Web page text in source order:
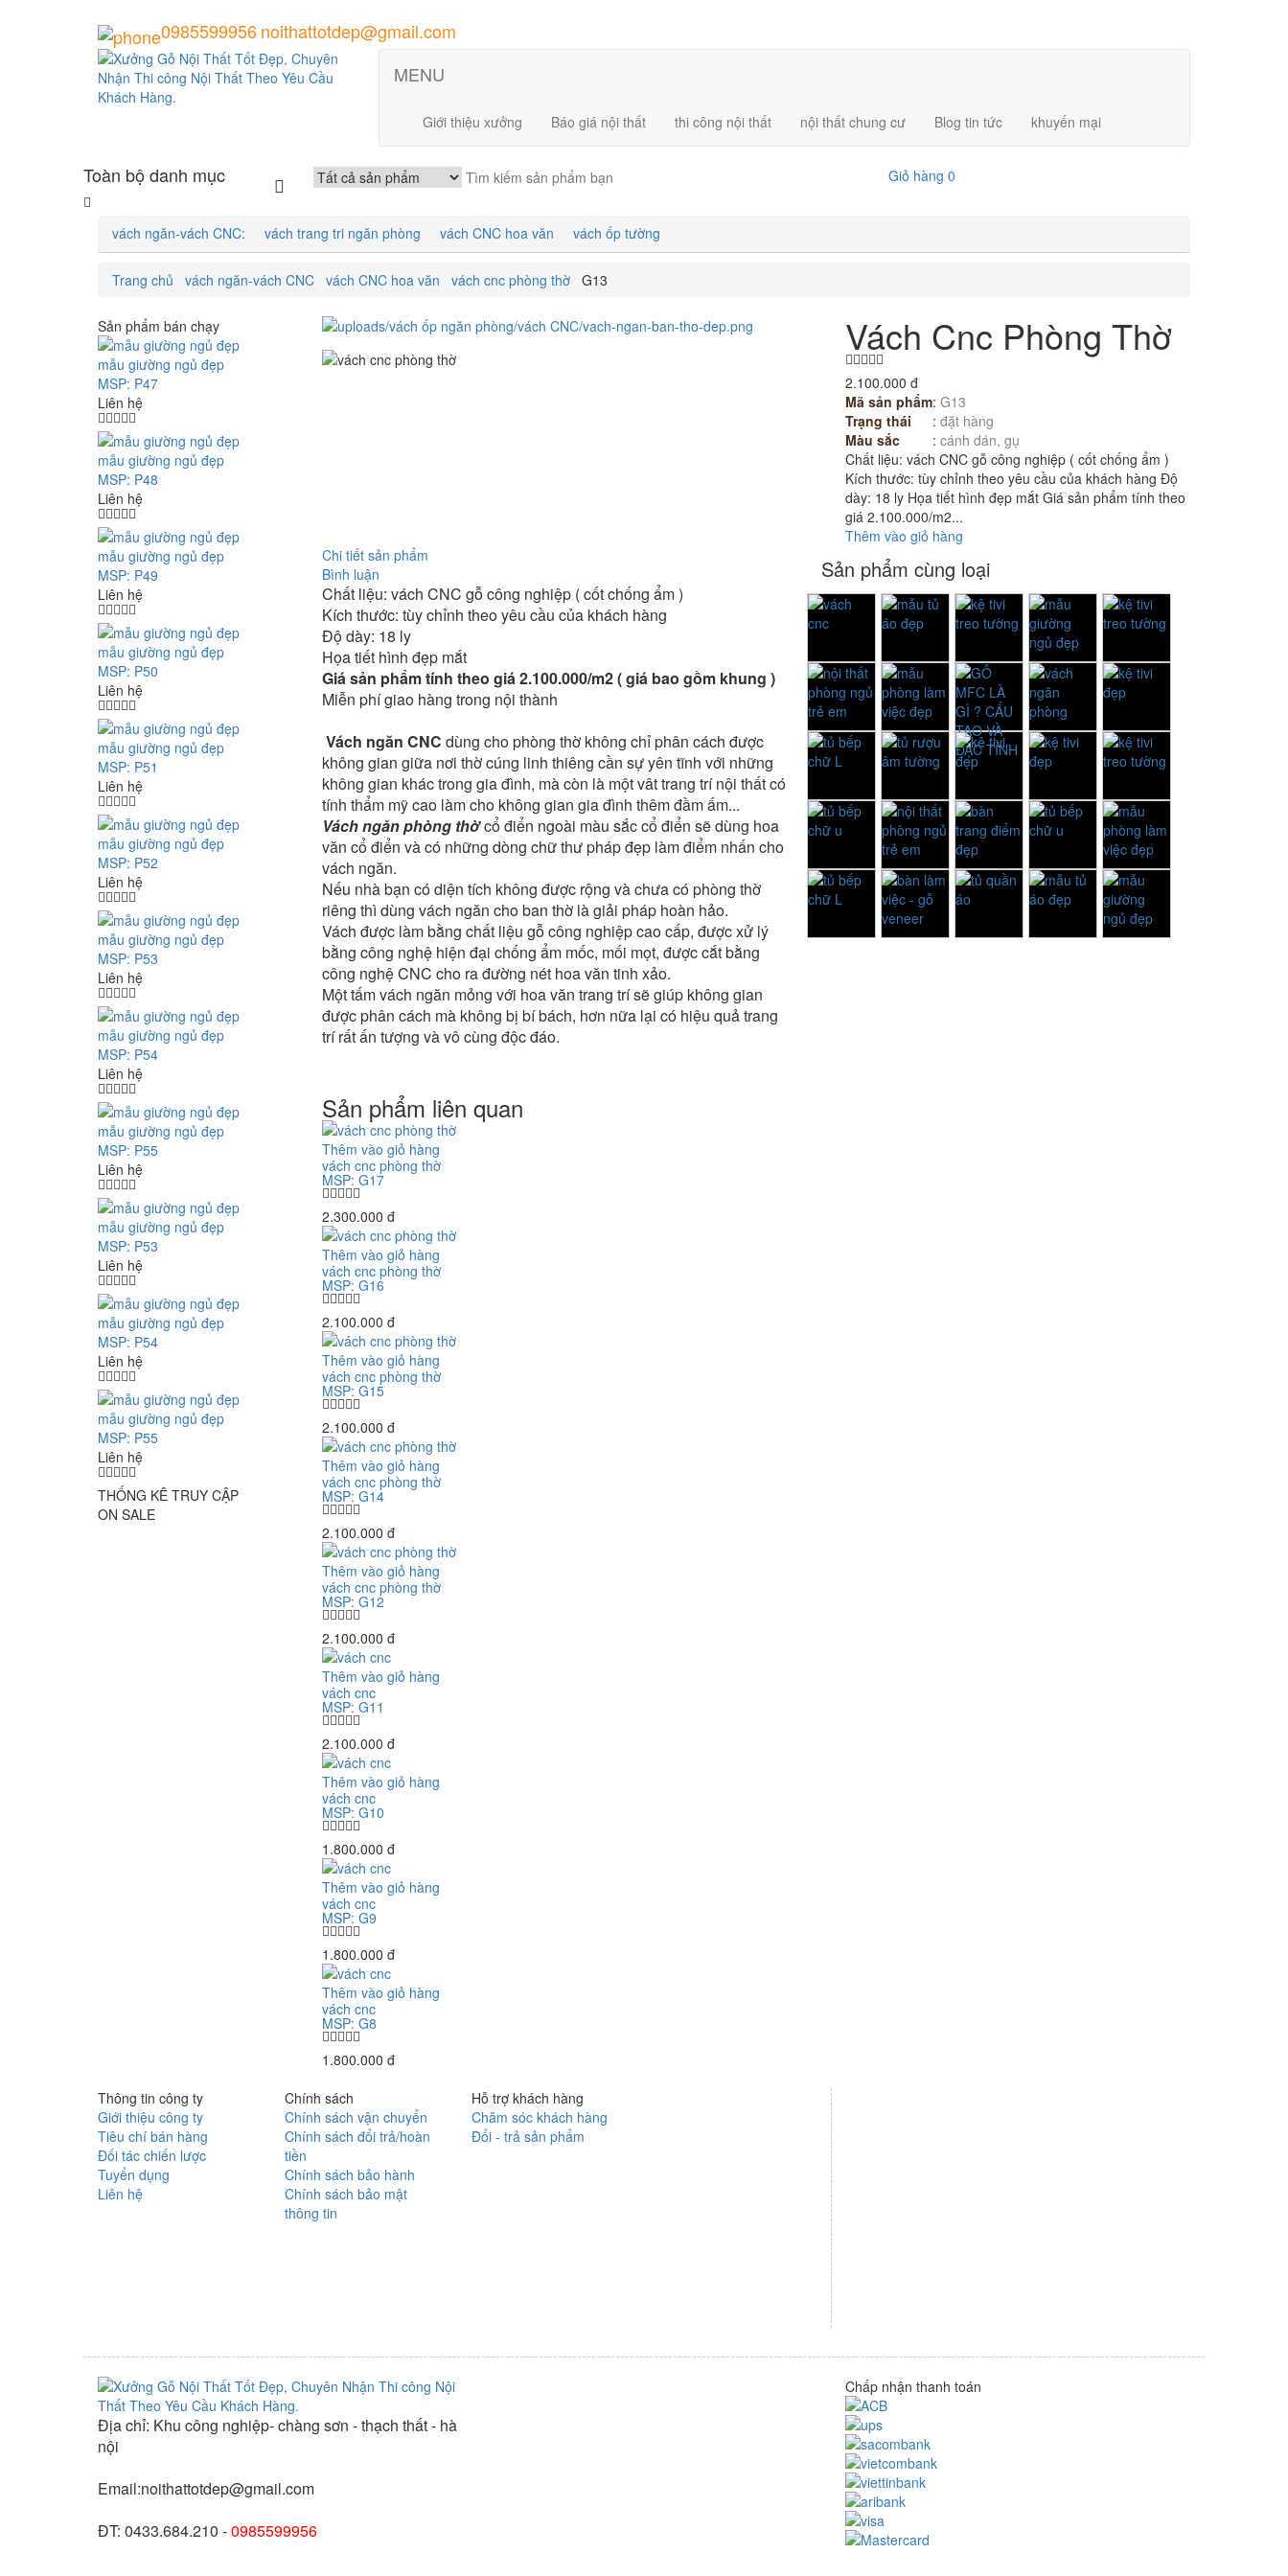
0985599956noithattotdep@gmail.com
MENU
Giới thiệu xưởng Báo giá nội thất thi công nội thất nội thất chung cư Blog tin tức khuyến mại
Toàn bộ danh mục Giỏ hàng 0
vách ngăn-vách CNC: vách trang tri ngăn phòng vách CNC hoa văn vách ốp tường
Trang chủ vách ngăn-vách CNC vách CNC hoa văn vách cnc phòng thờ G13
Sản phẩm bán chạy
mẫu giường ngủ đẹp
MSP: P47
Liên hệ
mẫu giường ngủ đẹp
MSP: P48
Liên hệ
mẫu giường ngủ đẹp
MSP: P49
Liên hệ
mẫu giường ngủ đẹp
MSP: P50
Liên hệ
mẫu giường ngủ đẹp
MSP: P51
Liên hệ
mẫu giường ngủ đẹp
MSP: P52
Liên hệ
mẫu giường ngủ đẹp
MSP: P53
Liên hệ
mẫu giường ngủ đẹp
MSP: P54
Liên hệ
mẫu giường ngủ đẹp
MSP: P55
Liên hệ
mẫu giường ngủ đẹp
MSP: P53
Liên hệ
mẫu giường ngủ đẹp
MSP: P54
Liên hệ
mẫu giường ngủ đẹp
MSP: P55
Liên hệ
THỐNG KÊ TRUY CẬP
ON SALE
Vách Cnc Phòng Thờ
2.100.000 đ
Mã sản phẩm: G13
Trạng thái
: đặt hàng
Màu sắc
: cánh dán, gụ
Chất liệu: vách CNC gỗ công nghiệp ( cốt chống ẩm )
Kích thước: tùy chỉnh theo yêu cầu của khách hàng Độ
dày: 18 ly Họa tiết hình đẹp mắt Giá sản phẩm tính theo
giá 2.100.000/m2...
Thêm vào giỏ hàng
Chi tiết sản phẩm
Bình luận
Chất liệu: vách CNC gỗ công nghiệp ( cốt chống ẩm )
Kích thước: tùy chỉnh theo yêu cầu của khách hàng
Độ dày: 18 ly
Họa tiết hình đẹp mắt
Giá sản phẩm tính theo giá 2.100.000/m2 ( giá bao gồm khung )
Miễn phí giao hàng trong nội thành
Vách ngăn CNC dùng cho phòng thờ không chỉ phân cách được
không gian giữa nơi thờ cúng linh thiêng cần sự yên tĩnh với những
không gian khác trong gia đình, mà còn là một vât trang trí nội thất có
tính thẩm mỹ cao làm cho không gian gia đình thêm đầm ấm...
Vách ngăn phòng thờcổ điển ngoài màu sắc cổ điển sẽ dùng hoa
văn cổ điển và có những dòng chữ thư pháp đẹp làm điểm nhấn cho
vách ngăn.
Nếu nhà bạn có diện tích không được rộng và chưa có phòng thờ
riêng thì dùng vách ngăn cho ban thờ là giải pháp hoàn hảo.
Vách được làm bằng chất liệu gỗ công nghiệp cao cấp, được xử lý
bằng công nghệ hiện đại chống ẩm mốc, mối mọt, được cắt bằng
công nghệ CNC cho ra đường nét hoa văn tinh xảo.
Một tấm vách ngăn mỏng với hoa văn trang trí sẽ giúp không gian
được phân cách mà không bị bí bách, hơn nữa lại có hiệu quả trang
trí rất ấn tượng và vô cùng độc đáo.
Sản phẩm cùng loại
Sản phẩm liên quan
Thêm vào giỏ hàng
vách cnc phòng thờ
MSP: G17
2.300.000 đ
Thêm vào giỏ hàng
vách cnc phòng thờ
MSP: G16
2.100.000 đ
Thêm vào giỏ hàng
vách cnc phòng thờ
MSP: G15
2.100.000 đ
Thêm vào giỏ hàng
vách cnc phòng thờ
MSP: G14
2.100.000 đ
Thêm vào giỏ hàng
vách cnc phòng thờ
MSP: G12
2.100.000 đ
Thêm vào giỏ hàng
vách cnc
MSP: G11
2.100.000 đ
Thêm vào giỏ hàng
vách cnc
MSP: G10
1.800.000 đ
Thêm vào giỏ hàng
vách cnc
MSP: G9
1.800.000 đ
Thêm vào giỏ hàng
vách cnc
MSP: G8
1.800.000 đ
Thông tin công ty
Giới thiệu công ty
Tiêu chí bán hàng
Đối tác chiến lược
Tuyển dụng
Liên hệ
Chính sách
Chính sách vận chuyển
Chính sách đổi trả/hoàn
tiền
Chính sách bảo hành
Chính sách bảo mật
thông tin
Hỗ trợ khách hàng
Chăm sóc khách hàng
Đổi - trả sản phẩm
Địa chỉ: Khu công nghiệp- chàng sơn - thạch thất - hà
nội
Email:noithattotdep@gmail.com
ĐT: 0433.684.210 -0985599956
Chấp nhận thanh toán